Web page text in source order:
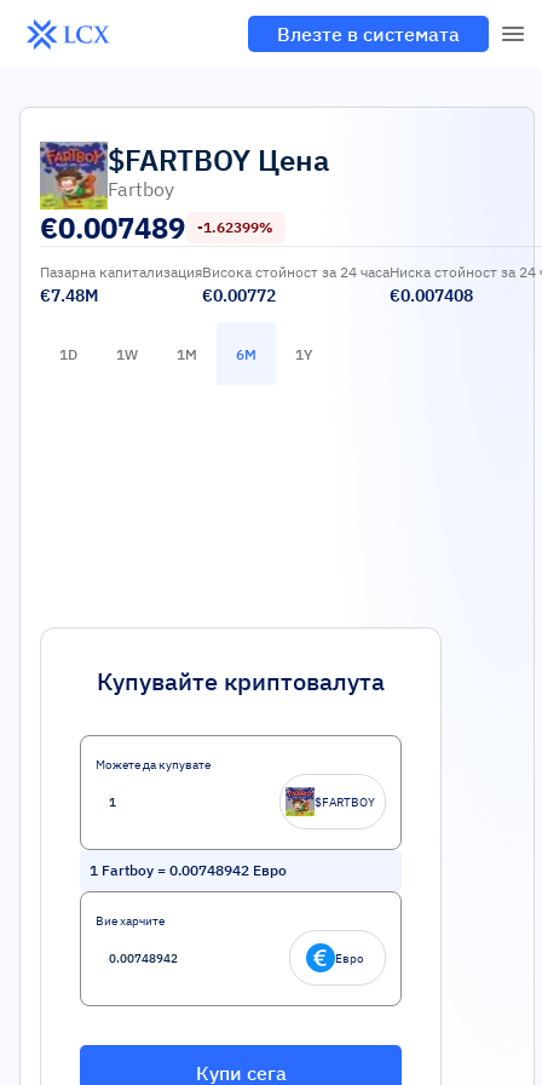
Влезте в системата
$FARTBOY Цена
Fartboy
€0.007489 -1.62399%
Пазарна капитализация
€7.48M
Висока стойност за 24 часа
€0.00772
Ниска стойност за 24
€0.007408
1D 1W 1M 6M 1Y
Купувайте криптовалута
Можете да купувате
$FARTBOY
1 Fartboy = 0.00748942 Евро
Вие харчите
Евро
Купи сега